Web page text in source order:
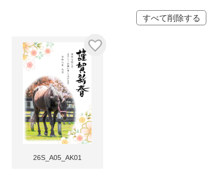
すべて削除する
26S_A05_AK01